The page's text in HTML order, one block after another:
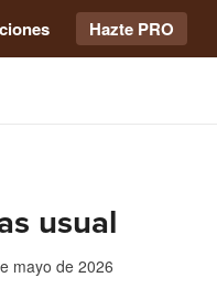
Hazte PRO
usual
mayo de 2026